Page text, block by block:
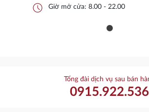
schedule Giờ mở cửa: 8.00 - 22.00
Tổng đài dịch vụ sau bán
0915.922.536